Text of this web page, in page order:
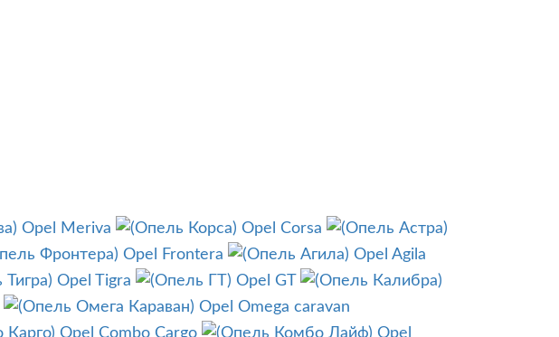
Opel Meriva
Opel Corsa
Opel Frontera
Opel Agila
Opel Tigra
Opel GT
Opel Omega caravan